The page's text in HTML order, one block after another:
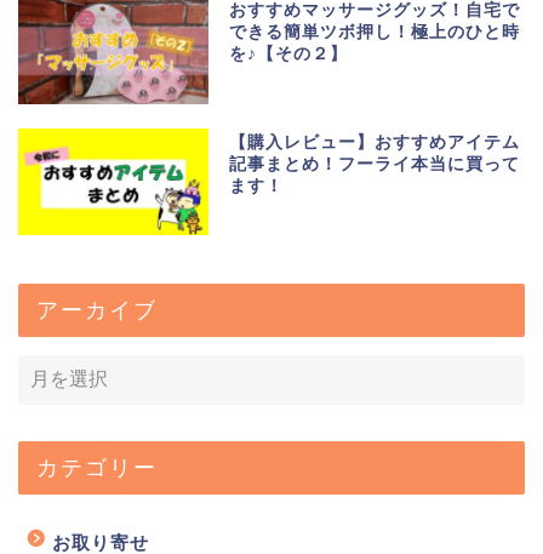
おすすめマッサージグッズ！自宅で
できる簡単ツボ押し！極上のひと時
を♪【その２】
【購入レビュー】おすすめアイテム
記事まとめ！フーライ本当に買って
ます！
アーカイブ
カテゴリー
お取り寄せ